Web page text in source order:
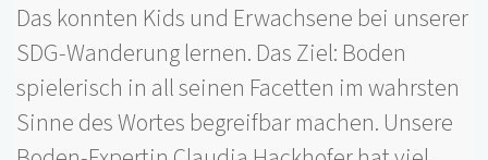
Das konnten Kids und Erwachsene bei unserer
SDG-Wanderung lernen. Das Ziel: Boden
spielerisch in all seinen Facetten im wahrsten
Sinne des Wortes begreifbar machen. Unsere